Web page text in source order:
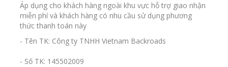
Áp dụng cho khách hàng ngoài khu vực hỗ trợ giao nhận
miễn phí và khách hàng có nhu cầu sử dụng phương
thức thanh toán này
- Tên TK: Công ty TNHH Vietnam Backroads
- Số TK: 145502009